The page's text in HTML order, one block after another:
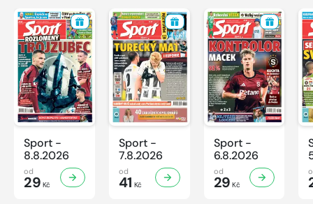
Sport -
8.8.2026
od
29 Kč
Sport -
7.8.2026
od
41 Kč
Sport -
6.8.2026
od
29 Kč